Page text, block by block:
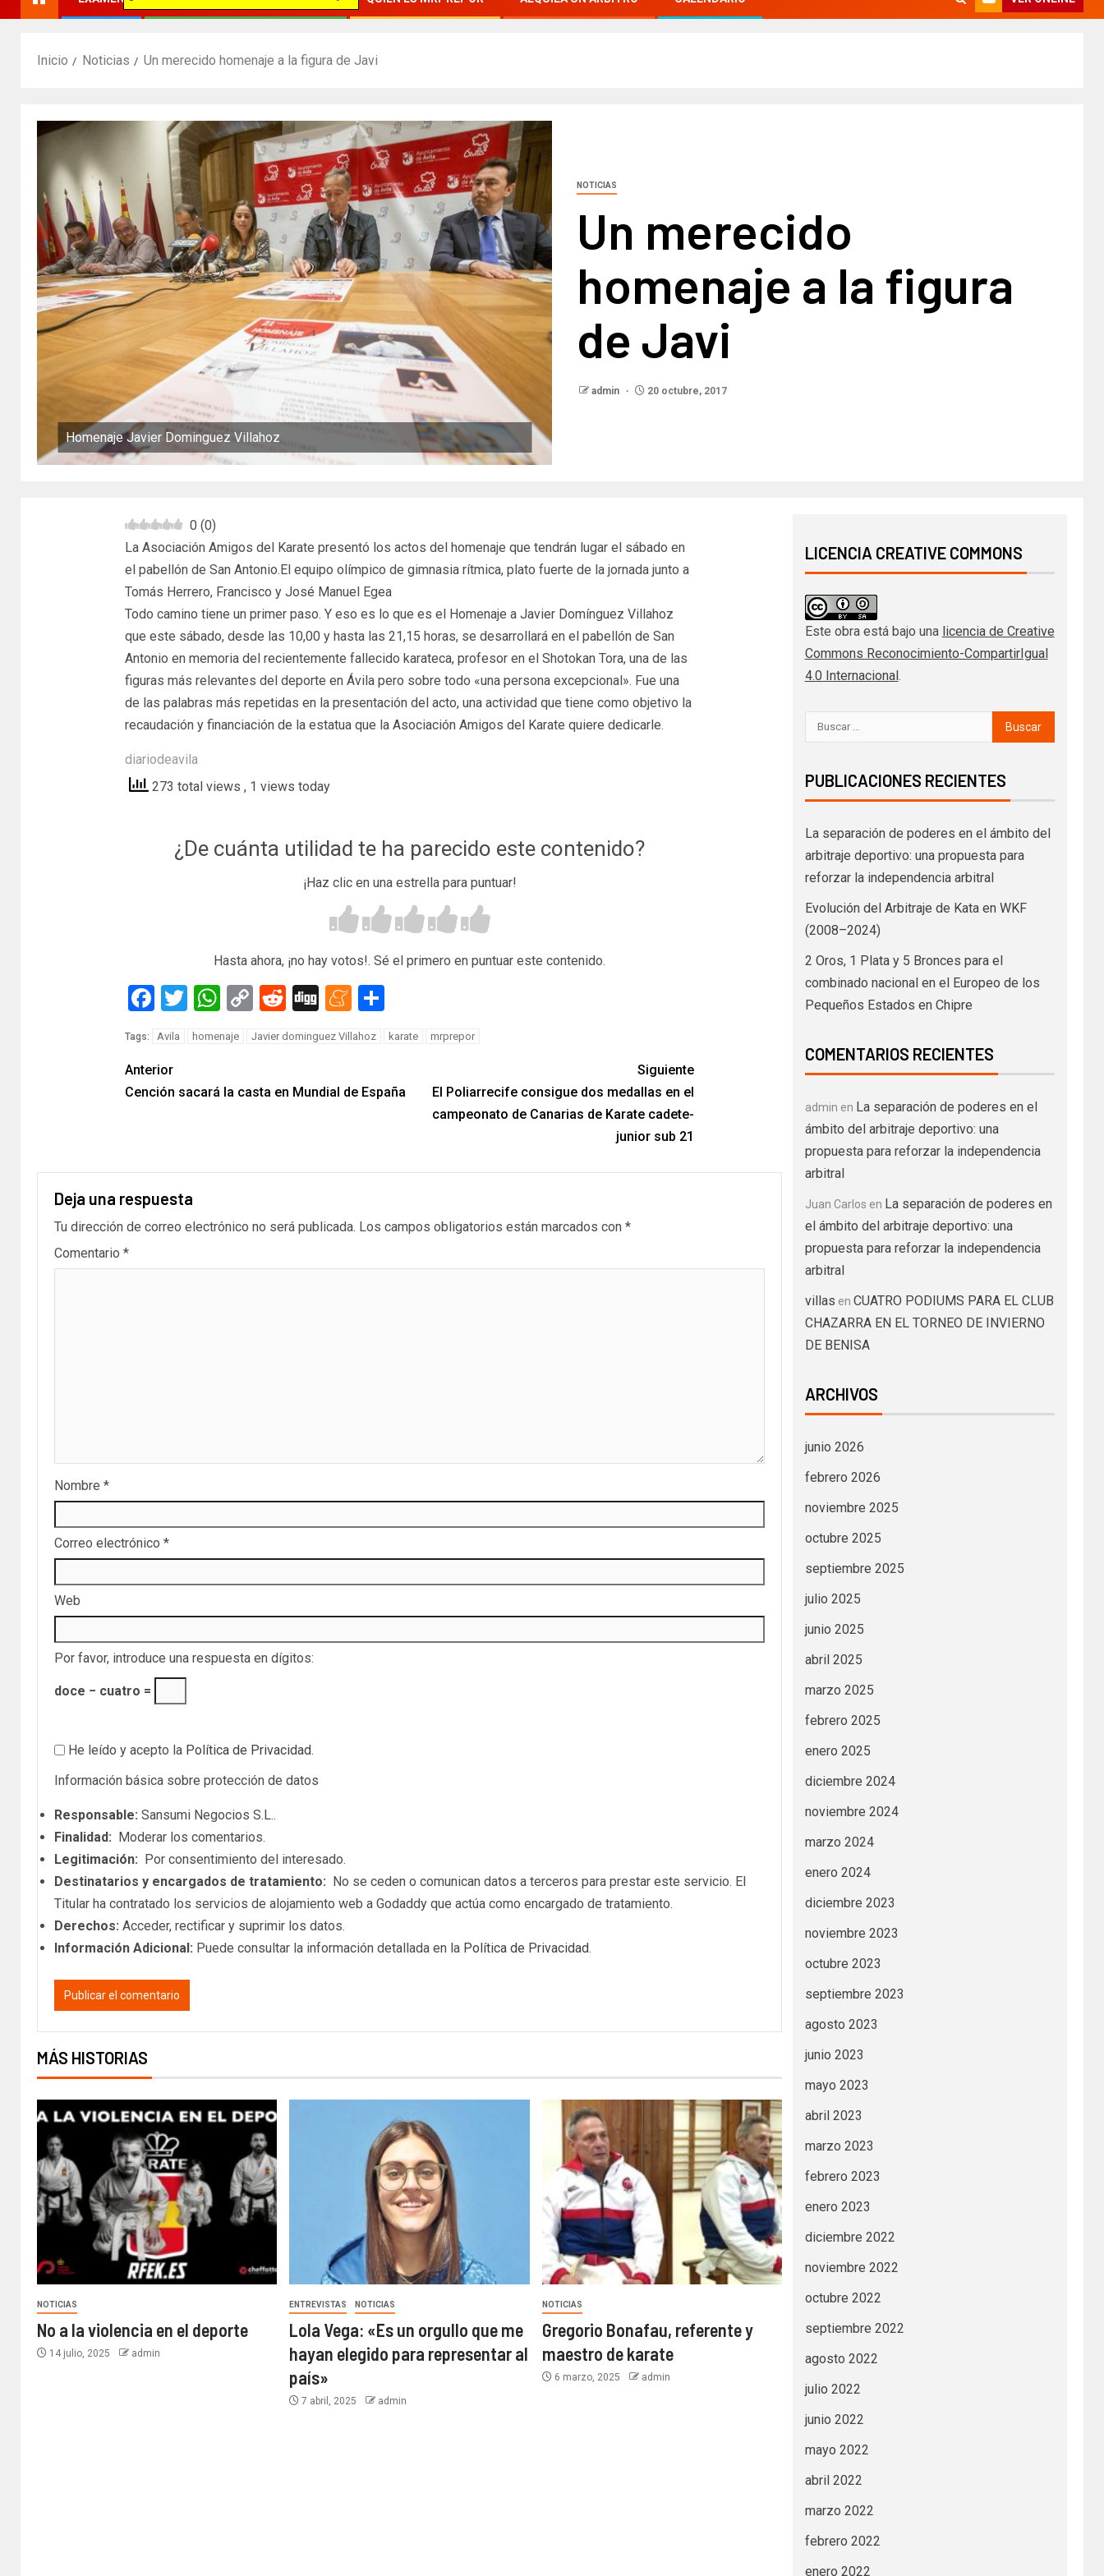
Inicio Noticias Un merecido homenaje a la figura de Javi
Homenaje Javier Dominguez Villahoz
NOTICIAS
Un merecido
homenaje a la figura
de Javi
admin 20 octubre, 2017
0 (0)
La Asociación Amigos del Karate presentó los actos del homenaje que tendrán lugar el sábado en
el pabellón de San Antonio.El equipo olímpico de gimnasia rítmica, plato fuerte de la jornada junto a
Tomás Herrero, Francisco y José Manuel Egea
Todo camino tiene un primer paso. Y eso es lo que es el Homenaje a Javier Domínguez Villahoz
que este sábado, desde las 10,00 y hasta las 21,15 horas, se desarrollará en el pabellón de San
Antonio en memoria del recientemente fallecido karateca, profesor en el Shotokan Tora, una de las
figuras más relevantes del deporte en Ávila pero sobre todo «una persona excepcional». Fue una
de las palabras más repetidas en la presentación del acto, una actividad que tiene como objetivo la
recaudación y financiación de la estatua que la Asociación Amigos del Karate quiere dedicarle.
diariodeavila
273 total views , 1 views today
¿De cuánta utilidad te ha parecido este contenido?
¡Haz clic en una estrella para puntuar!
Hasta ahora, ¡no hay votos!. Sé el primero en puntuar este contenido.
Facebook
Twitter
WhatsApp
Copy
Link
Reddit
DiggMeneame
Compartir
Tags: Avila homenaje Javier dominguez Villahoz karate mrprepor
Anterior
Cención sacará la casta en Mundial de España
Siguiente
El Poliarrecife consigue dos medallas en el
campeonato de Canarias de Karate cadete-
junior sub 21
Deja una respuesta
Tu dirección de correo electrónico no será publicada. Los campos obligatorios están marcados con *
Comentario *
Nombre *
Correo electrónico *
Web
Por favor, introduce una respuesta en dígitos:
doce − cuatro =
He leído y acepto la Política de Privacidad.
Información básica sobre protección de datos
Responsable: Sansumi Negocios S.L..
Finalidad: Moderar los comentarios.
Legitimación: Por consentimiento del interesado.
Destinatarios y encargados de tratamiento: No se ceden o comunican datos a terceros para prestar este servicio. El
Titular ha contratado los servicios de alojamiento web a Godaddy que actúa como encargado de tratamiento.
Derechos: Acceder, rectificar y suprimir los datos.
Información Adicional: Puede consultar la información detallada en la Política de Privacidad.
MÁS HISTORIAS
NOTICIAS
No a la violencia en el deporte
14 julio, 2025 admin
ENTREVISTAS NOTICIAS
Lola Vega: «Es un orgullo que me
hayan elegido para representar al
país»
7 abril, 2025 admin
NOTICIAS
Gregorio Bonafau, referente y
maestro de karate
6 marzo, 2025 admin
LICENCIA CREATIVE COMMONS
Este obra está bajo una licencia de Creative
Commons Reconocimiento-CompartirIgual
4.0 Internacional.
PUBLICACIONES RECIENTES
La separación de poderes en el ámbito del
arbitraje deportivo: una propuesta para
reforzar la independencia arbitral
Evolución del Arbitraje de Kata en WKF
(2008–2024)
2 Oros, 1 Plata y 5 Bronces para el
combinado nacional en el Europeo de los
Pequeños Estados en Chipre
COMENTARIOS RECIENTES
admin en La separación de poderes en el
ámbito del arbitraje deportivo: una
propuesta para reforzar la independencia
arbitral
Juan Carlos en La separación de poderes en
el ámbito del arbitraje deportivo: una
propuesta para reforzar la independencia
arbitral
villas en CUATRO PODIUMS PARA EL CLUB
CHAZARRA EN EL TORNEO DE INVIERNO
DE BENISA
ARCHIVOS
junio 2026
febrero 2026
noviembre 2025
octubre 2025
septiembre 2025
julio 2025
junio 2025
abril 2025
marzo 2025
febrero 2025
enero 2025
diciembre 2024
noviembre 2024
marzo 2024
enero 2024
diciembre 2023
noviembre 2023
octubre 2023
septiembre 2023
agosto 2023
junio 2023
mayo 2023
abril 2023
marzo 2023
febrero 2023
enero 2023
diciembre 2022
noviembre 2022
octubre 2022
septiembre 2022
agosto 2022
julio 2022
junio 2022
mayo 2022
abril 2022
marzo 2022
febrero 2022
enero 2022